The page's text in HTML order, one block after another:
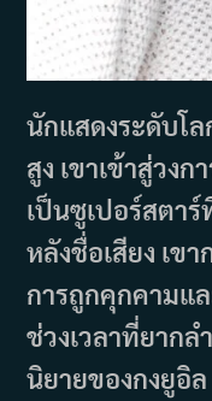
นักแสดงระดับโ
สูง เขาเข้าสู่วง
เป็นซูเปอร์สตาร์
หลังชื่อเสียง เข
การถูกคุกคามแ
ช่วงเวลาที่ยากล
นิยายของกงยูอิ